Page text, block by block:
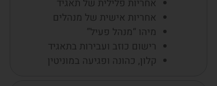
אחריות פלילית של תאגיד
אחריות אישית של מנהלים
מיהו “מנהל פעיל”
רישום כוזב ועבירות בתאגיד
קלון, כהונה ופגיעה במוניטין